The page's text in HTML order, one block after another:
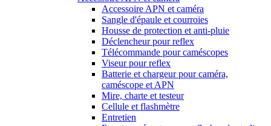
Accessoire APN et caméra
Sangle d'épaule et courroies
Housse de protection et anti-pluie
Déclencheur pour reflex
Télécommande pour caméscopes
Viseur pour reflex
Batterie et chargeur pour caméra,
caméscope et APN
Mire, charte et testeur
Cellule et flashmètre
Entretien